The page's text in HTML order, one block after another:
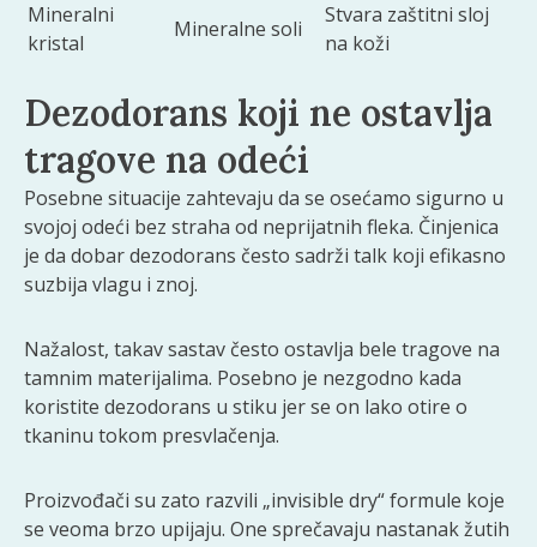
Mineralni
kristal
Mineralne soli
Stvara zaštitni sloj
na koži
Dezodorans koji ne ostavlja
tragove na odeći
Posebne situacije zahtevaju da se osećamo sigurno u
svojoj odeći bez straha od neprijatnih fleka. Činjenica
je da dobar dezodorans često sadrži talk koji efikasno
suzbija vlagu i znoj.
Nažalost, takav sastav često ostavlja bele tragove na
tamnim materijalima. Posebno je nezgodno kada
koristite dezodorans u stiku jer se on lako otire o
tkaninu tokom presvlačenja.
Proizvođači su zato razvili „invisible dry“ formule koje
se veoma brzo upijaju. One sprečavaju nastanak žutih